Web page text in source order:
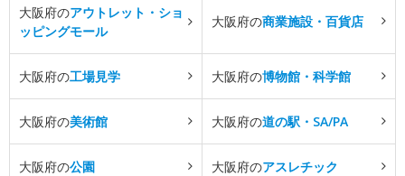
大阪府のアウトレット・ショ
ッピングモール
大阪府の商業施設・百貨店
大阪府の工場見学 大阪府の博物館・科学館
大阪府の美術館 大阪府の道の駅・SA/PA
大阪府の公園 大阪府のアスレチック